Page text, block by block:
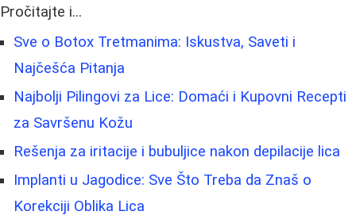
Pročitajte i...
Sve o Botox Tretmanima: Iskustva, Saveti i
Najčešća Pitanja
Najbolji Pilingovi za Lice: Domaći i Kupovni Recepti
za Savršenu Kožu
Rešenja za iritacije i bubuljice nakon depilacije lica
Implanti u Jagodice: Sve Što Treba da Znaš o
Korekciji Oblika Lica